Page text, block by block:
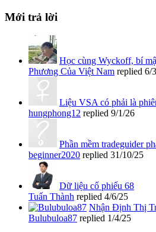
Mới trả lời
Học cùng Wyckoff, bí
Phương Của Việt Nam replied 6/
Liệu VSA có phải là
hungphong12 replied 9/1/26
Phần mềm tradeguider
beginner2020 replied 31/10/25
Dữ liệu cổ phiếu 68
Tuấn Thành replied 4/6/25
Nhận Định Thị
Bulubuloa87 replied 1/4/25